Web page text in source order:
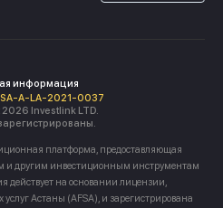
информация
A-LA-2021-0037
Investlink LTD.
платформа, предоставляющая
и другим инвестиционным инструментам
действует на основании лицензии,
Астаны (AFSA), и зарегистрирована